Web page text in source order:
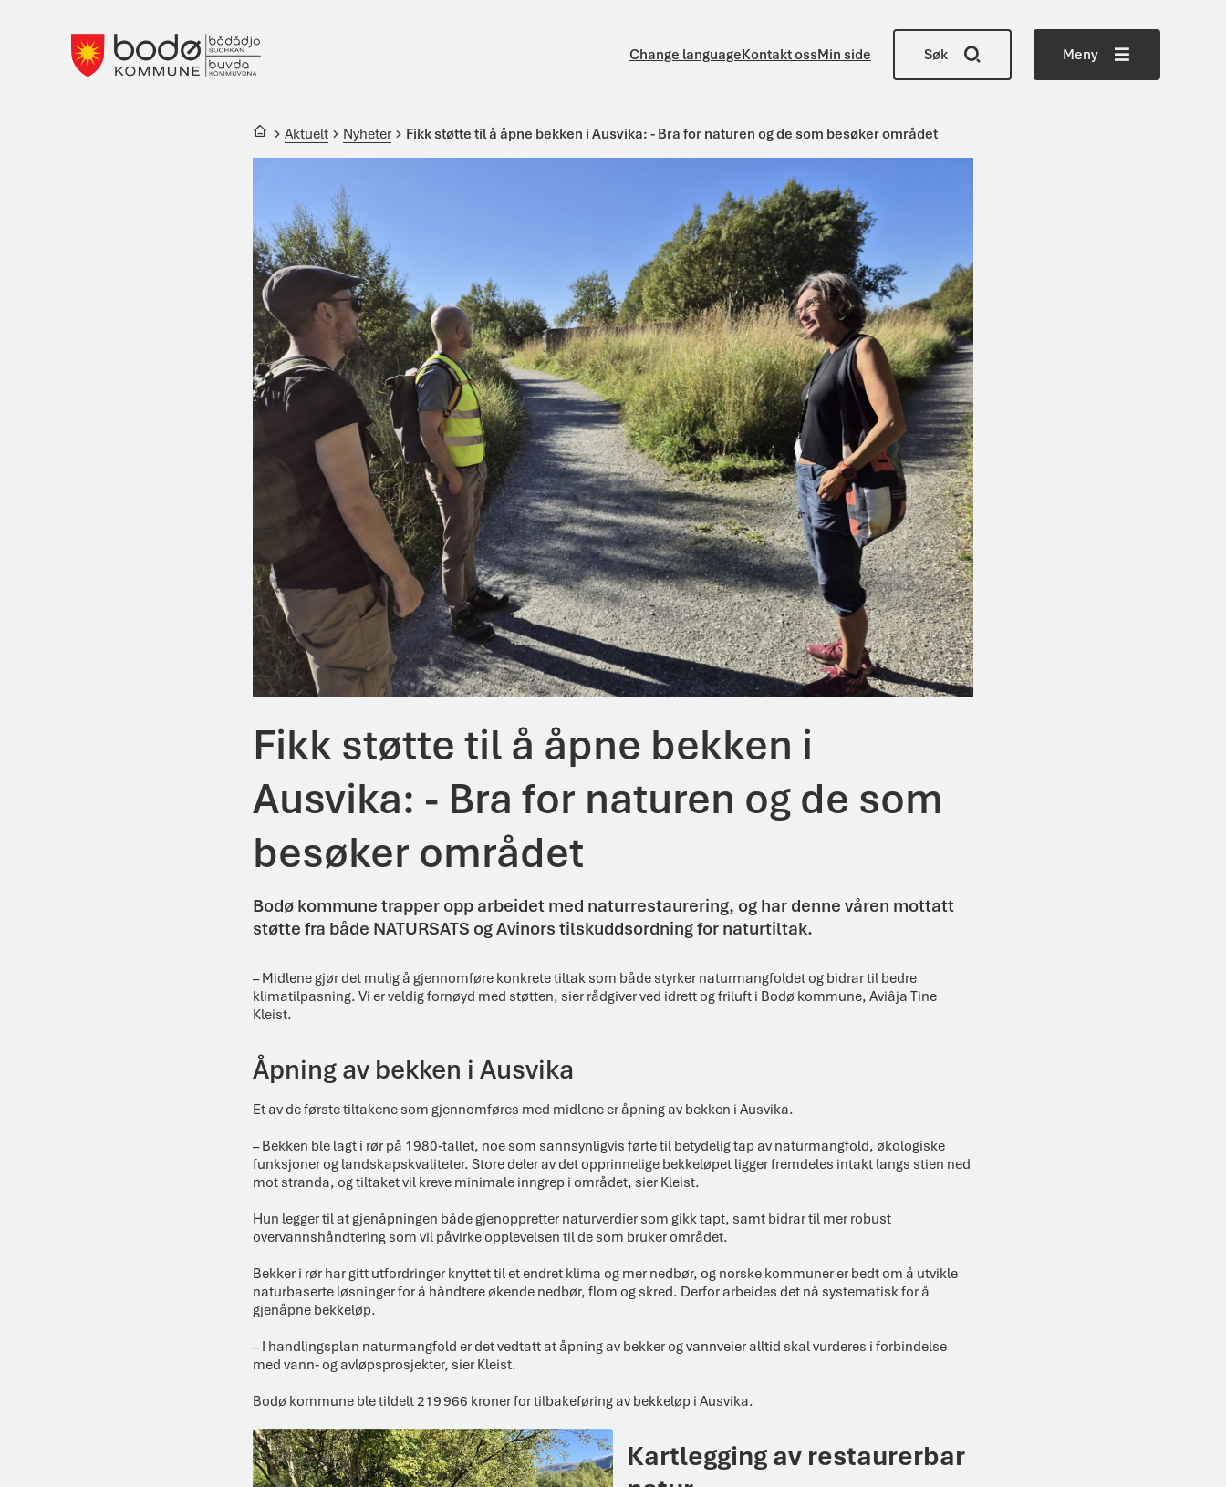
Change languageKontakt ossMin side Søk Meny
Du er her:
Aktuelt Nyheter Fikk støtte til å åpne bekken i Ausvika: - Bra for naturen og de som besøker området
Fikk støtte til å åpne bekken i
Ausvika: - Bra for naturen og de som
besøker området
Bodø kommune trapper opp arbeidet med naturrestaurering, og har denne våren mottatt
støtte fra både NATURSATS og Avinors tilskuddsordning for naturtiltak.
– Midlene gjør det mulig å gjennomføre konkrete tiltak som både styrker naturmangfoldet og bidrar til bedre
klimatilpasning. Vi er veldig fornøyd med støtten, sier rådgiver ved idrett og friluft i Bodø kommune, Aviâja Tine
Kleist.
Åpning av bekken i Ausvika
Et av de første tiltakene som gjennomføres med midlene er åpning av bekken i Ausvika.
– Bekken ble lagt i rør på 1980‑tallet, noe som sannsynligvis førte til betydelig tap av naturmangfold, økologiske
funksjoner og landskapskvaliteter. Store deler av det opprinnelige bekkeløpet ligger fremdeles intakt langs stien ned
mot stranda, og tiltaket vil kreve minimale inngrep i området, sier Kleist.
Hun legger til at gjenåpningen både gjenoppretter naturverdier som gikk tapt, samt bidrar til mer robust
overvannshåndtering som vil påvirke opplevelsen til de som bruker området.
Bekker i rør har gitt utfordringer knyttet til et endret klima og mer nedbør, og norske kommuner er bedt om å utvikle
naturbaserte løsninger for å håndtere økende nedbør, flom og skred. Derfor arbeides det nå systematisk for å
gjenåpne bekkeløp.
– I handlingsplan naturmangfold er det vedtatt at åpning av bekker og vannveier alltid skal vurderes i forbindelse
med vann‑ og avløpsprosjekter, sier Kleist.
Bodø kommune ble tildelt 219 966 kroner for tilbakeføring av bekkeløp i Ausvika.
Kartlegging av restaurerbar